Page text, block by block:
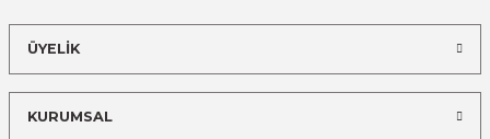
ÜYELİK
KURUMSAL